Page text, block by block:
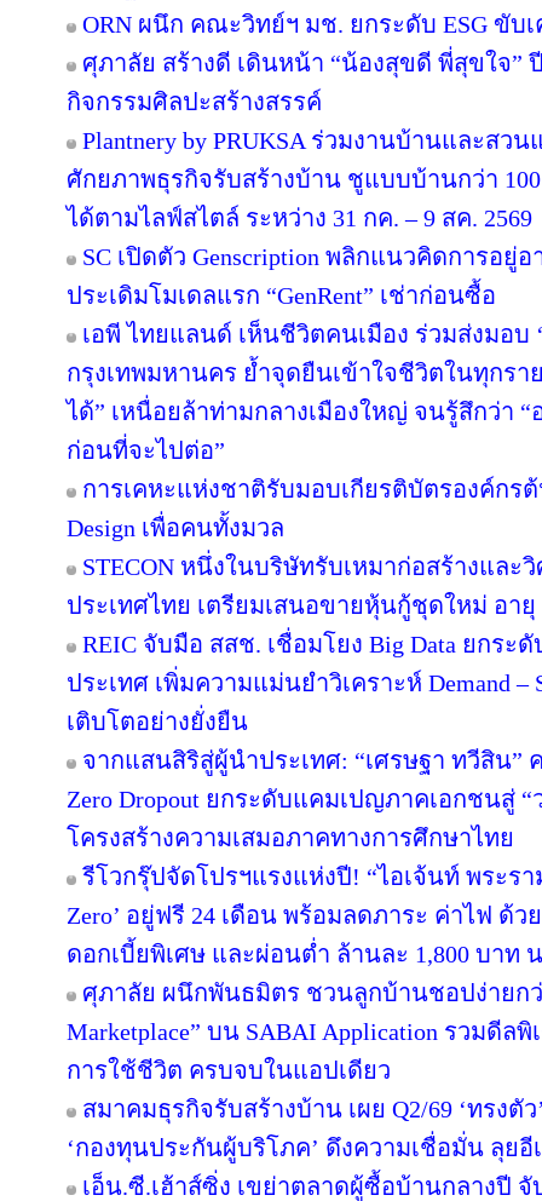
ORN ผนึก คณะวิทย์ฯ มช. ยกระดับ ESG ขับ
ศุภาลัย สร้างดี เดินหน้า “น้องสุขดี พี่สุขใจ”
กิจกรรมศิลปะสร้างสรรค์
Plantnery by PRUKSA ร่วมงานบ้านและสวน
ศักยภาพธุรกิจรับสร้างบ้าน ชูแบบบ้านกว่า
ได้ตามไลฟ์สไตล์ ระหว่าง 31 กค. – 9 สค. 2569
SC เปิดตัว Genscription พลิกแนวคิดการอ
ประเดิมโมเดลแรก “GenRent” เช่าก่อนซื้อ
เอพี ไทยแลนด์ เห็นชีวิตคนเมือง ร่วมส่งมอบ
กรุงเทพมหานคร ย้ำจุดยืนเข้าใจชีวิตในทุกรา
ได้” เหนื่อยล้าท่ามกลางเมืองใหญ่ จนรู้สึกว่า
ก่อนที่จะไปต่อ”
การเคหะแห่งชาติรับมอบเกียรติบัตรองค์กร
Design เพื่อคนทั้งมวล
STECON หนึ่งในบริษัทรับเหมาก่อสร้างแล
ประเทศไทย เตรียมเสนอขายหุ้นกู้ชุดใหม่ อา
REIC จับมือ สสช. เชื่อมโยง Big Data ยกร
ประเทศ เพิ่มความแม่นยำวิเคราะห์ Demand
เติบโตอย่างยั่งยืน
จากแสนสิริสู่ผู้นำประเทศ: “เศรษฐา ทวีสิน”
Zero Dropout ยกระดับแคมเปญภาคเอกชนสู่
โครงสร้างความเสมอภาคทางการศึกษาไทย
รีโวกรุ๊ปจัดโปรฯแรงแห่งปี! “ไอเจ้นท์ พระรา
Zero’ อยู่ฟรี 24 เดือน พร้อมลดภาระ ค่าไฟ ด้
ดอกเบี้ยพิเศษ และผ่อนต่ำ ล้านละ 1,800 บาท
ศุภาลัย ผนึกพันธมิตร ชวนลูกบ้านชอปง่ายกว่
Marketplace” บน SABAI Application รวมดีล
การใช้ชีวิต ครบจบในแอปเดียว
สมาคมธุรกิจรับสร้างบ้าน เผย Q2/69 ‘ทรง
‘กองทุนประกันผู้บริโภค’ ดึงความเชื่อมั่น ลุย
เอ็น.ซี.เฮ้าส์ซิ่ง เขย่าตลาดผู้ซื้อบ้านกลางปี